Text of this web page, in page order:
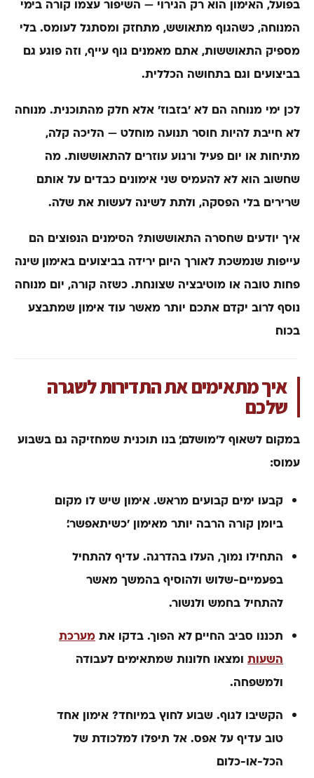
בפועל, האימון הוא רק הגירוי — השיפור עצמו קורה בימי
המנוחה, כשהגוף מתאושש, מתחזק ומסתגל לעומס. בלי
מספיק התאוששות, אתם מאמנים גוף עייף, וזה פוגע גם
בביצועים וגם בתחושה הכללית.
לכן ימי מנוחה הם לא ׳בזבוז׳ אלא חלק מהתוכנית. מנוחה
לא חייבת להיות חוסר תנועה מוחלט — הליכה קלה,
מתיחות או יום פעיל ורגוע עוזרים להתאוששות. מה
שחשוב הוא לא להעמיס שני אימונים כבדים על אותם
שרירים בלי הפסקה, ולתת לשינה לעשות את שלה.
איך יודעים שחסרה התאוששות? הסימנים הנפוצים הם
עייפות שנמשכת לאורך היום, ירידה בביצועים באימון, שינה
פחות טובה או מוטיבציה שצונחת. כשזה קורה, יום מנוחה
נוסף לרוב יקדם אתכם יותר מאשר עוד אימון שמתבצע
בכוח.
איך מתאימים את התדירות לשגרה
שלכם
במקום לשאוף ל׳מושלם׳, בנו תוכנית שמחזיקה גם בשבוע
עמוס:
קבעו ימים קבועים מראש. אימון שיש לו מקום
ביומן קורה הרבה יותר מאימון ׳כשיתאפשר׳.
התחילו נמוך, העלו בהדרגה. עדיף להתחיל
בפעמיים-שלוש ולהוסיף בהמשך מאשר
להתחיל בחמש ולנשור.
תכננו סביב החיים, לא הפוך. בדקו את מערכת
השעות ומצאו חלונות שמתאימים לעבודה
ולמשפחה.
הקשיבו לגוף. שבוע לחוץ במיוחד? אימון אחד
טוב עדיף על אפס. אל תיפלו למלכודת של
הכל-או-כלום.